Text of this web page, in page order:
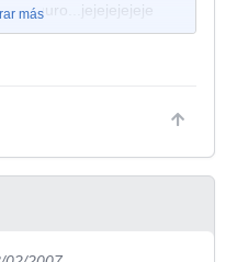
aseguro...jejejejejeje
tabarra y vete a tu
más